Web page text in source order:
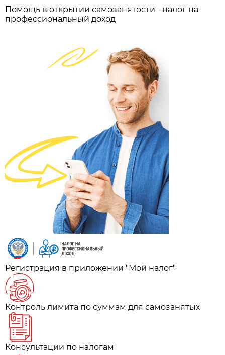
Помощь в открытии самозанятости - налог на
профессиональный доход
Регистрация в приложении "Мой налог"
Контроль лимита по суммам для самозанятых
Консультации по налогам